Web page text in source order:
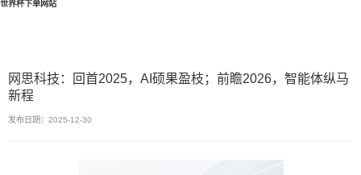
世界杯下单网站
网思科技：回首2025，AI硕果盈枝；前瞻2026，智能体纵马
新程
发布日期：2025-12-30